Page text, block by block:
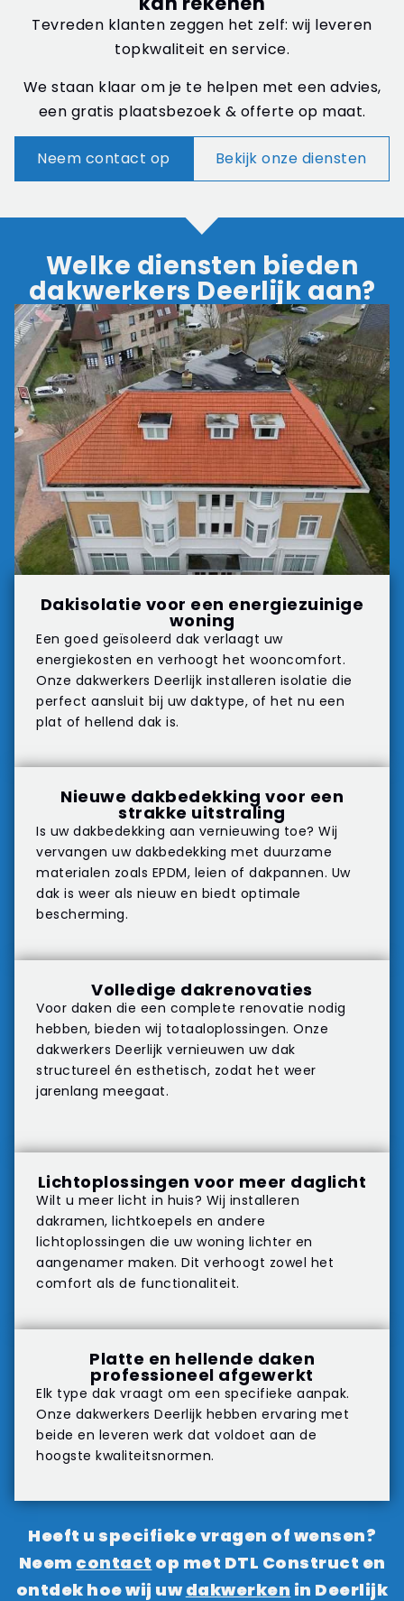
Tevreden klanten zeggen het zelf: wij leveren
topkwaliteit en service.
We staan klaar om je te helpen met een advies,
een gratis plaatsbezoek & offerte op maat.
Neem contact op Bekijk onze diensten
Welke diensten bieden
dakwerkers Deerlijk aan?
Dakisolatie voor een energiezuinige
woning
Een goed geïsoleerd dak verlaagt uw
energiekosten en verhoogt het wooncomfort.
Onze dakwerkers Deerlijk installeren isolatie die
perfect aansluit bij uw daktype, of het nu een
plat of hellend dak is.
Nieuwe dakbedekking voor een
strakke uitstraling
Is uw dakbedekking aan vernieuwing toe? Wij
vervangen uw dakbedekking met duurzame
materialen zoals EPDM, leien of dakpannen. Uw
dak is weer als nieuw en biedt optimale
bescherming.
Volledige dakrenovaties
Voor daken die een complete renovatie nodig
hebben, bieden wij totaaloplossingen. Onze
dakwerkers Deerlijk vernieuwen uw dak
structureel én esthetisch, zodat het weer
jarenlang meegaat.
Lichtoplossingen voor meer daglicht
Wilt u meer licht in huis? Wij installeren
dakramen, lichtkoepels en andere
lichtoplossingen die uw woning lichter en
aangenamer maken. Dit verhoogt zowel het
comfort als de functionaliteit.
Platte en hellende daken
professioneel afgewerkt
Elk type dak vraagt om een specifieke aanpak.
Onze dakwerkers Deerlijk hebben ervaring met
beide en leveren werk dat voldoet aan de
hoogste kwaliteitsnormen.
Heeft u specifieke vragen of wensen?
Neem contact op met DTL Construct en
ontdek hoe wij uwdakwerken in Deerlijk